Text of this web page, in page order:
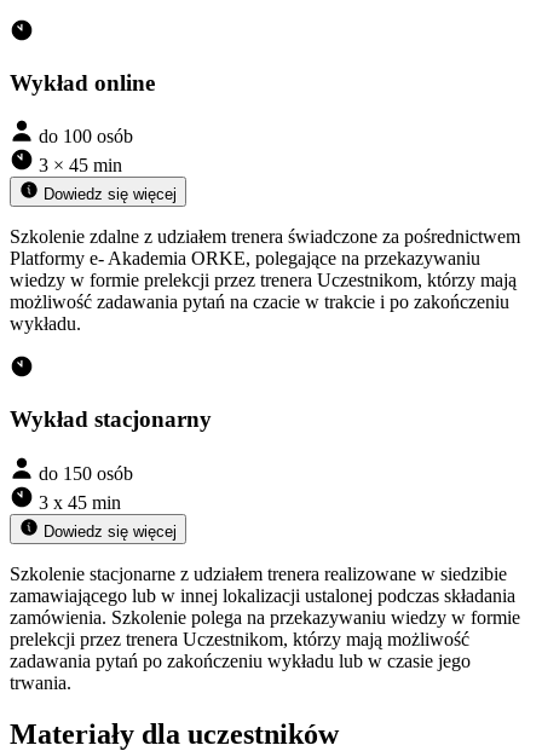
Wykład online
do 100 osób
3 × 45 min
Dowiedz się więcej
Szkolenie zdalne z udziałem trenera świadczone za pośrednictwem
Platformy e- Akademia ORKE, polegające na przekazywaniu
wiedzy w formie prelekcji przez trenera Uczestnikom, którzy mają
możliwość zadawania pytań na czacie w trakcie i po zakończeniu
wykładu.
Wykład stacjonarny
do 150 osób
3 x 45 min
Dowiedz się więcej
Szkolenie stacjonarne z udziałem trenera realizowane w siedzibie
zamawiającego lub w innej lokalizacji ustalonej podczas składania
zamówienia. Szkolenie polega na przekazywaniu wiedzy w formie
prelekcji przez trenera Uczestnikom, którzy mają możliwość
zadawania pytań po zakończeniu wykładu lub w czasie jego
trwania.
Materiały dla uczestników